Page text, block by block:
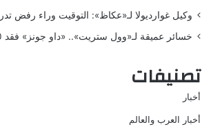
وكيل غوارديولا لـ«عكاظ»: التوقيت وراء رفض
خسائر عميقة لـ«وول ستريت».. «داو جونز» فقد 580 نقطة
تصنيفات
أخبار
أخبار العرب والعالم